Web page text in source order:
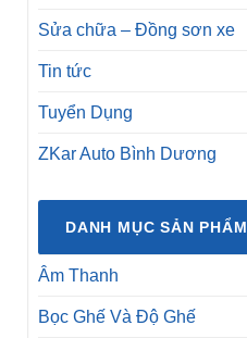
Sửa chữa – Đồng sơn xe
Tin tức
Tuyển Dụng
ZKar Auto Bình Dương
DANH MỤC SẢN PHẨM
Âm Thanh
Bọc Ghế Và Độ Ghế